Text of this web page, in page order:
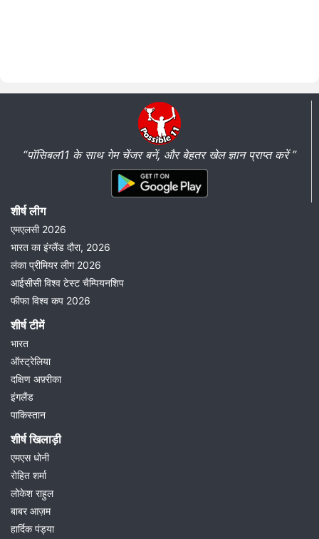
“पॉसिबल11 के साथ गेम चेंजर बनें, और बेहतर खेल ज्ञान प्राप्त करें ”
शीर्ष लीग
एमएलसी 2026
भारत का इंग्लैंड दौरा, 2026
लंका प्रीमियर लीग 2026
आईसीसी विश्व टेस्ट चैम्पियनशिप
फीफा विश्व कप 2026
शीर्ष टीमें
भारत
ऑस्ट्रेलिया
दक्षिण अफ़्रीका
इंगलैंड
पाकिस्तान
शीर्ष खिलाड़ी
एमएस धोनी
रोहित शर्मा
लोकेश राहुल
बाबर आज़म
हार्दिक पंड्या